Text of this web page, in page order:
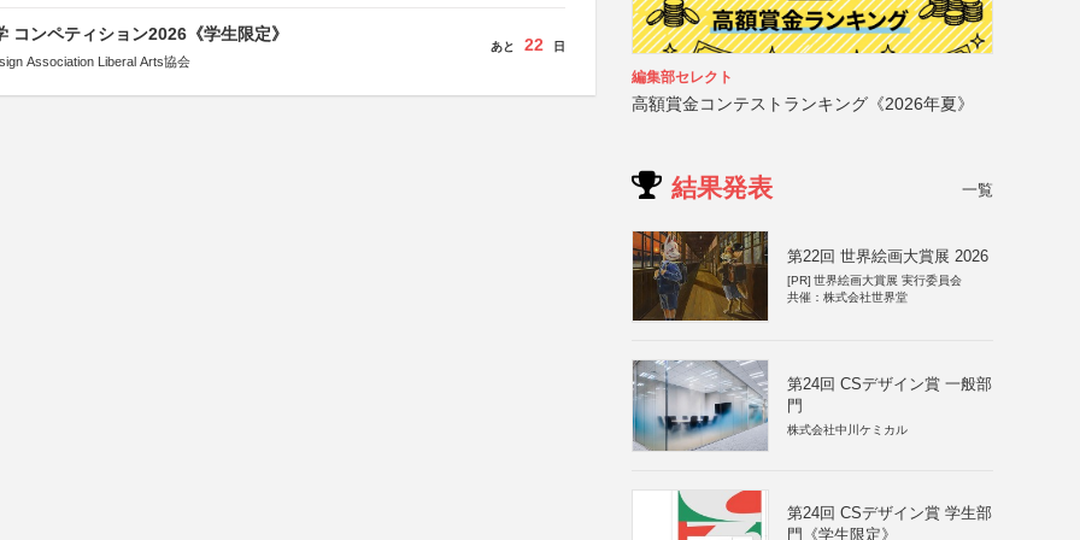
コンペティション2026《学生限定》
Association Liberal Arts協会
あと 22 日
編集部セレクト
高額賞金コンテストランキング《2026年夏》
結果発表 一覧
第22回 世界絵画大賞展 2026
[PR] 世界絵画大賞展 実行委員会
共催：株式会社世界堂
第24回 CSデザイン賞 一般部
門
株式会社中川ケミカル
第24回 CSデザイン賞 学生部
門《学生限定》